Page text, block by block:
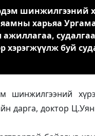
шинжилгээний
харьяа
хэрэгжүүлж буй
шинжилгээний
дарга, доктор